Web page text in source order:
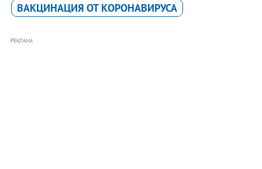
ВАКЦИНАЦИЯ ОТ КОРОНАВИРУСА
РЕКЛАМА